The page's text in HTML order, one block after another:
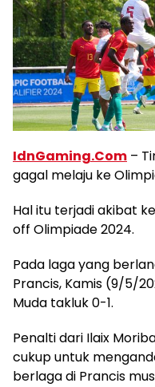
IdnGaming.Com –
gagal melaju ke
Hal itu terjadi akibat
off Olimpiade 2024.
Pada laga yang
Prancis, Kamis (9/5/
Muda takluk 0-1.
Penalti dari Ilaix
cukup untuk
berlaga di Prancis